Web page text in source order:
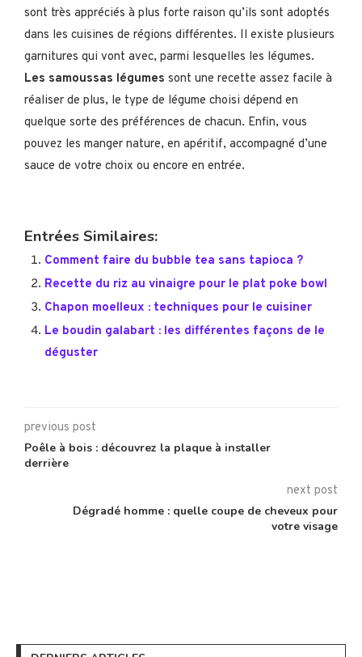
sont très appréciés à plus forte raison qu’ils sont adoptés
dans les cuisines de régions différentes. Il existe plusieurs
garnitures qui vont avec, parmi lesquelles les légumes.
Les samoussas légumes sont une recette assez facile à
réaliser de plus, le type de légume choisi dépend en
quelque sorte des préférences de chacun. Enfin, vous
pouvez les manger nature, en apéritif, accompagné d’une
sauce de votre choix ou encore en entrée.
Entrées Similaires:
Comment faire du bubble tea sans tapioca ?
Recette du riz au vinaigre pour le plat poke bowl
Chapon moelleux : techniques pour le cuisiner
Le boudin galabart : les différentes façons de le
déguster
previous post
Poêle à bois : découvrez la plaque à installer
derrière
next post
Dégradé homme : quelle coupe de cheveux pour
votre visage